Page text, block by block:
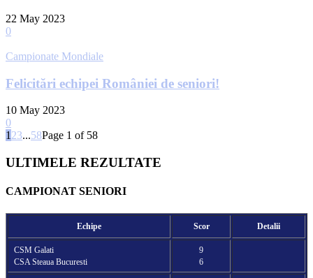
22 May 2023
0
Campionate Mondiale
Felicitări echipei României de seniori!
10 May 2023
0
1 23...58Page 1 of 58
ULTIMELE REZULTATE
CAMPIONAT SENIORI
Echipe Scor Detalii
CSM Galati
CSA Steaua Bucuresti
9
6